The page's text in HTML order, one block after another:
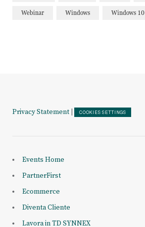
Webinar Windows Windows 10
Privacy Statement COOKIES SETTINGS
Events Home
PartnerFirst
Ecommerce
Diventa Cliente
Lavora in TD SYNNEX